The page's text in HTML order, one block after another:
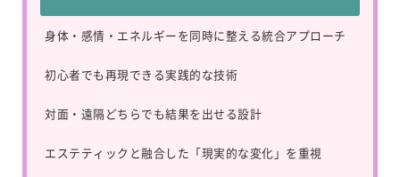
身体・感情・エネルギーを同時に整える統合アプローチ
初心者でも再現できる実践的な技術
対面・遠隔どちらでも結果を出せる設計
エステティックと融合した「現実的な変化」を重視